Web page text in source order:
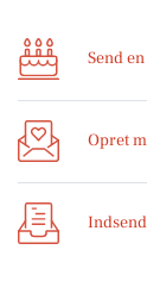
Send
Opret